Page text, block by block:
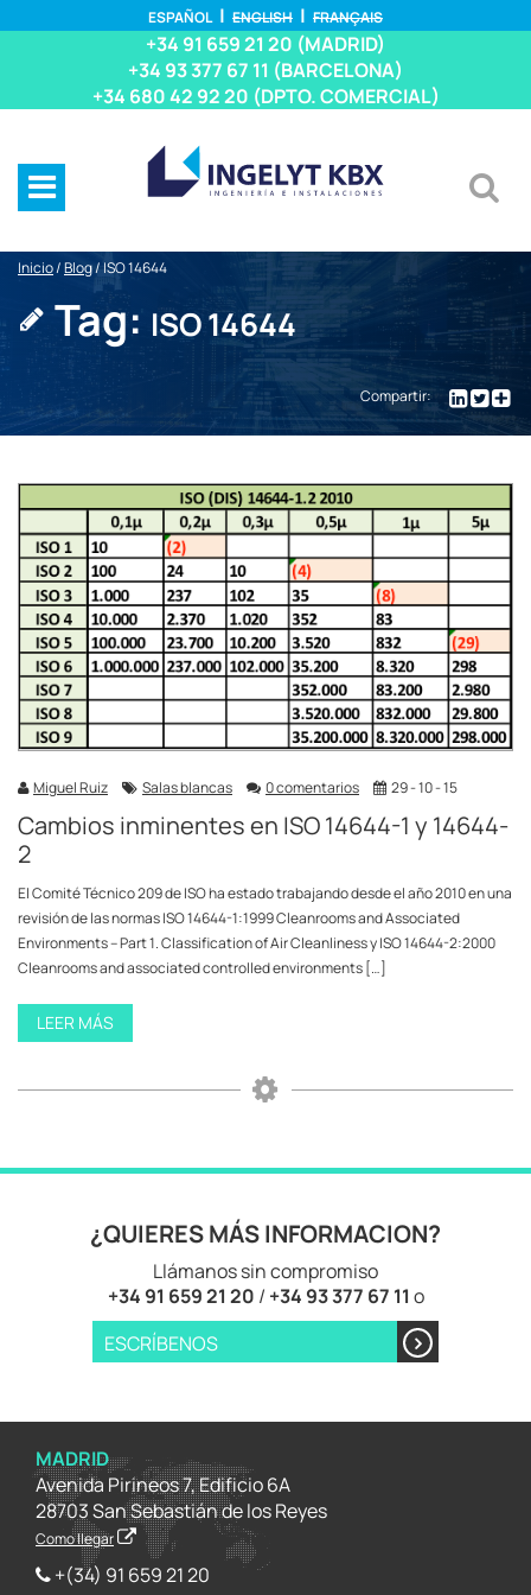
ESPAÑOL ENGLISH FRANÇAIS
+34 91 659 21 20 (MADRID)
+34 93 377 67 11 (BARCELONA)
+34 680 42 92 20 (DPTO. COMERCIAL)
Inicio/Blog/ ISO 14644
Tag: ISO 14644
Compartir:
Miguel Ruiz Salas blancas 0 comentarios 29 - 10 - 15
Cambios inminentes en ISO 14644-1 y 14644-
2
El Comité Técnico 209 de ISO ha estado trabajando desde el año 2010 en una
revisión de las normas ISO 14644-1:1999 Cleanrooms and Associated
Environments – Part 1. Classification of Air Cleanliness y ISO 14644-2:2000
Cleanrooms and associated controlled environments […]
LEER MÁS
¿QUIERES MÁS INFORMACION?
Llámanos sin compromiso
+34 91 659 21 20 / +34 93 377 67 11 o
ESCRÍBENOS
MADRID
Avenida Pirineos 7, Edificio 6A
28703 San Sebastián de los Reyes
Como llegar
+(34) 91 659 21 20